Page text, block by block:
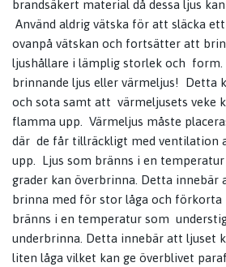
brandsäkert material då dessa ljus
Använd aldrig vätska för att släcka
ovanpå vätskan och fortsätter att
ljushållare i lämplig storlek och
brinnande ljus eller värmeljus! Detta
och sota samt att värmeljusets veke
flamma upp. Värmeljus måste
där de får tillräckligt med ventilation
upp. Ljus som bränns i en
grader kan överbrinna. Detta innebär
brinna med för stor låga och förkorta
bränns i en temperatur som
underbrinna. Detta innebär att ljuset
liten låga vilket kan ge överblivet